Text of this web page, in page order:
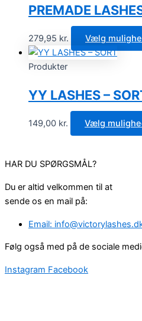
PREMADE
279,95 kr. Vælg
Produkter
YY LASHES –
149,00 kr. Vælg
HAR DU SPØRGSMÅL?
Du er altid velkommen til at
sende os en mail på:
Email:
Følg også med på de sociale
Instagram Facebook